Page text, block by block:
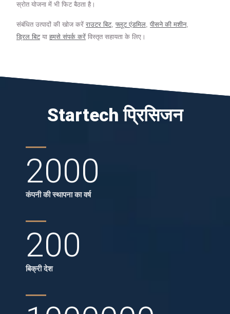
स्रोत योजना में भी फिट बैठता है।
संबंधित उत्पादों की खोज करें राउटर बिट, फ्लूट एंडमिल, पीसने की मशीन,
ड्रिल बिटया हमसे संपर्क करें विस्तृत सहायता के लिए।
Startech प्रिसिजन
2000
कंपनी की स्थापना का वर्ष
200
बिक्री देश